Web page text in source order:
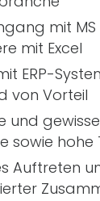
mit MS
mit Excel
ERP-
von Vorteil
und
sowie
Auftreten